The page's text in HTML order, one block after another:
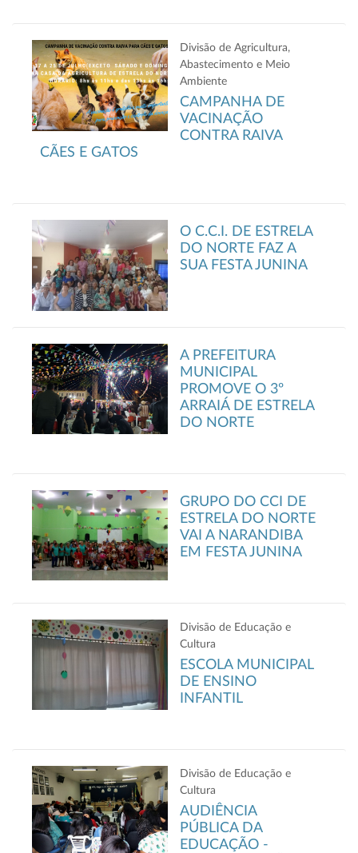
Divisão de Agricultura,
Abastecimento e Meio
Ambiente
CAMPANHA DE
VACINAÇÃO
CONTRA RAIVA
CÃES E GATOS
O C.C.I. DE ESTRELA
DO NORTE FAZ A
SUA FESTA JUNINA
A PREFEITURA
MUNICIPAL
PROMOVE O 3º
ARRAIÁ DE ESTRELA
DO NORTE
GRUPO DO CCI DE
ESTRELA DO NORTE
VAI A NARANDIBA
EM FESTA JUNINA
Divisão de Educação e
Cultura
ESCOLA MUNICIPAL
DE ENSINO
INFANTIL
Divisão de Educação e
Cultura
AUDIÊNCIA
PÚBLICA DA
EDUCAÇÃO -